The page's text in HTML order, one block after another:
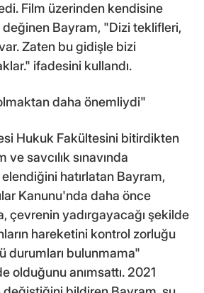
Film üzerinden kendisine
Bayram, "Dizi teklifleri,
Zaten bu gidişle bizi
ifadesini kullandı.
daha önemliydi"
Hukuk Fakültesini bitirdikten
savcılık sınavında
hatırlatan Bayram,
Kanunu'nda daha önce
çevrenin yadırgayacağı şekilde
hareketini kontrol zorluğu
durumları bulunmama"
olduğunu anımsattı. 2021